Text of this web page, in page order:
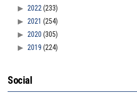
2022 (233)
2021 (254)
2020 (305)
2019 (224)
Social